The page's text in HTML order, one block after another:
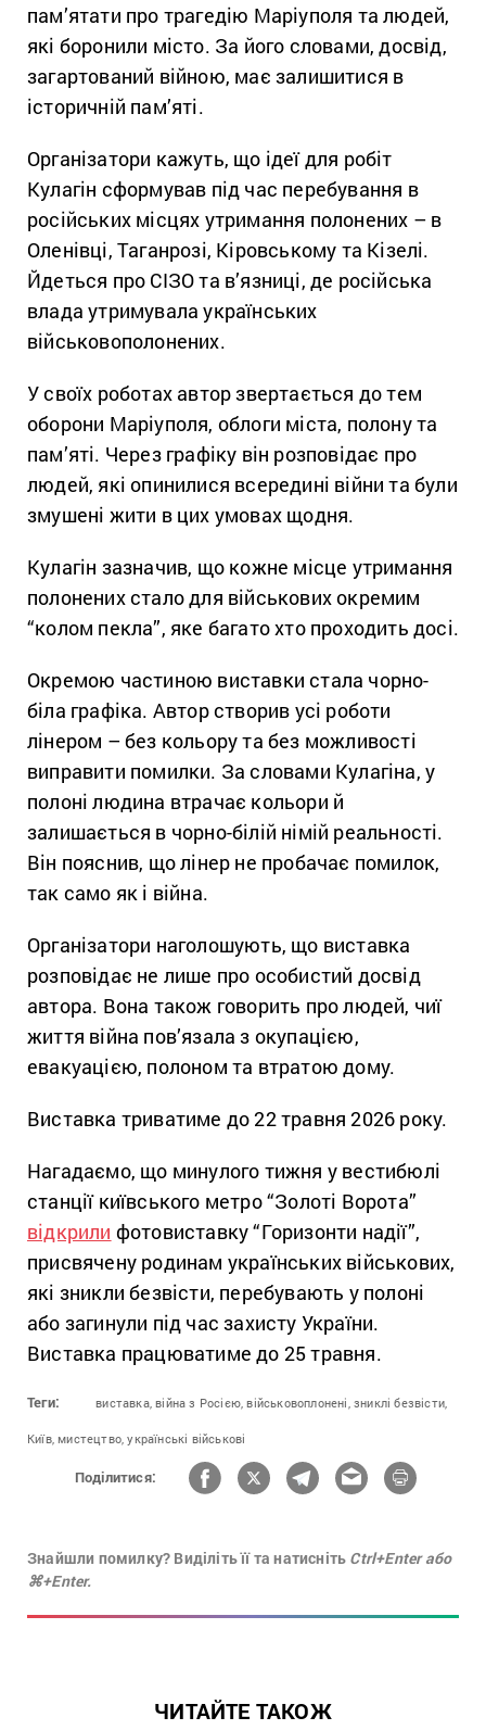
пам’ятати про трагедію Маріуполя та людей,
які боронили місто. За його словами, досвід,
загартований війною, має залишитися в
історичній пам’яті.
Організатори кажуть, що ідеї для робіт
Кулагін сформував під час перебування в
російських місцях утримання полонених – в
Оленівці, Таганрозі, Кіровському та Кізелі.
Йдеться про СІЗО та в’язниці, де російська
влада утримувала українських
військовополонених.
У своїх роботах автор звертається до тем
оборони Маріуполя, облоги міста, полону та
пам’яті. Через графіку він розповідає про
людей, які опинилися всередині війни та були
змушені жити в цих умовах щодня.
Кулагін зазначив, що кожне місце утримання
полонених стало для військових окремим
“колом пекла”, яке багато хто проходить досі.
Окремою частиною виставки стала чорно-
біла графіка. Автор створив усі роботи
лінером – без кольору та без можливості
виправити помилки. За словами Кулагіна, у
полоні людина втрачає кольори й
залишається в чорно-білій німій реальності.
Він пояснив, що лінер не пробачає помилок,
так само як і війна.
Організатори наголошують, що виставка
розповідає не лише про особистий досвід
автора. Вона також говорить про людей, чиї
життя війна пов’язала з окупацією,
евакуацією, полоном та втратою дому.
Виставка триватиме до 22 травня 2026 року.
Нагадаємо, що минулого тижня у вестибюлі
станції київського метро “Золоті Ворота”
відкрили фотовиставку “Горизонти надії”,
присвячену родинам українських військових,
які зникли безвісти, перебувають у полоні
або загинули під час захисту України.
Виставка працюватиме до 25 травня.
Теги: виставка, війна з Росією, військовоплонені, зниклі безвісти,
Київ, мистецтво, українські військові
Поділитися:
Знайшли помилку? Виділіть її та натисніть Ctrl+Enter або
⌘+Enter.
ЧИТАЙТЕ ТАКОЖ